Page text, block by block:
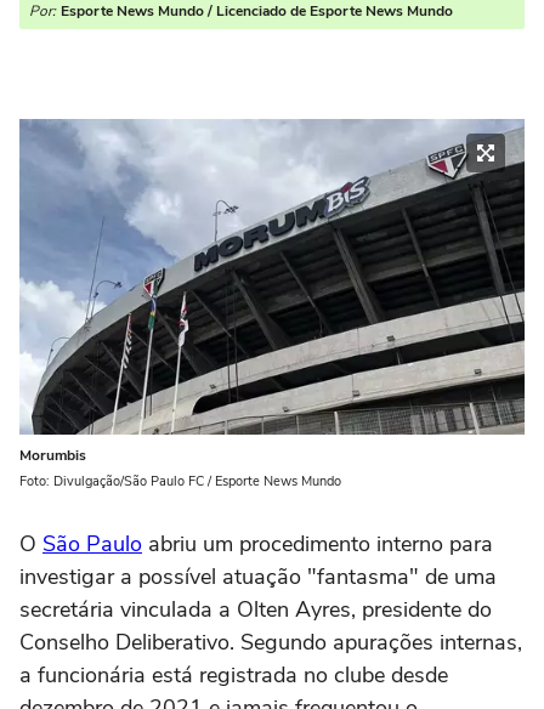
Por: Esporte News Mundo / Licenciado de Esporte News Mundo
Morumbis
Foto: Divulgação/São Paulo FC / Esporte News Mundo
O São Paulo abriu um procedimento interno para
investigar a possível atuação "fantasma" de uma
secretária vinculada a Olten Ayres, presidente do
Conselho Deliberativo. Segundo apurações internas,
a funcionária está registrada no clube desde